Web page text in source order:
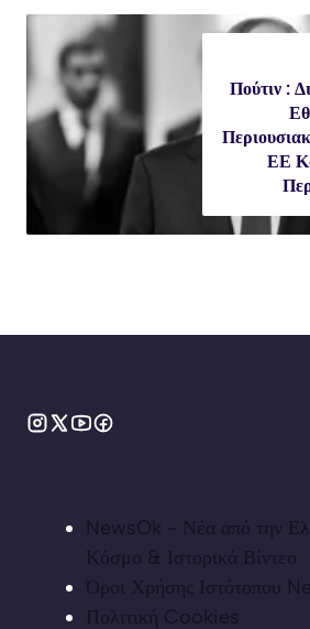
Πούτιν :
ΕΕ
NewsOk - Νέα από την
Κόσμο & Ιστορικά Βίντεο
Όροι Χρήσης Ιστότοπου
Πολιτική Cookies